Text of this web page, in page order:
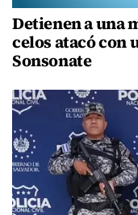
Detienen a una
celos atacó con
Sonsonate